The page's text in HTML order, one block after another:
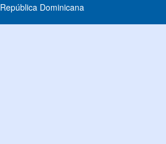
República Dominicana